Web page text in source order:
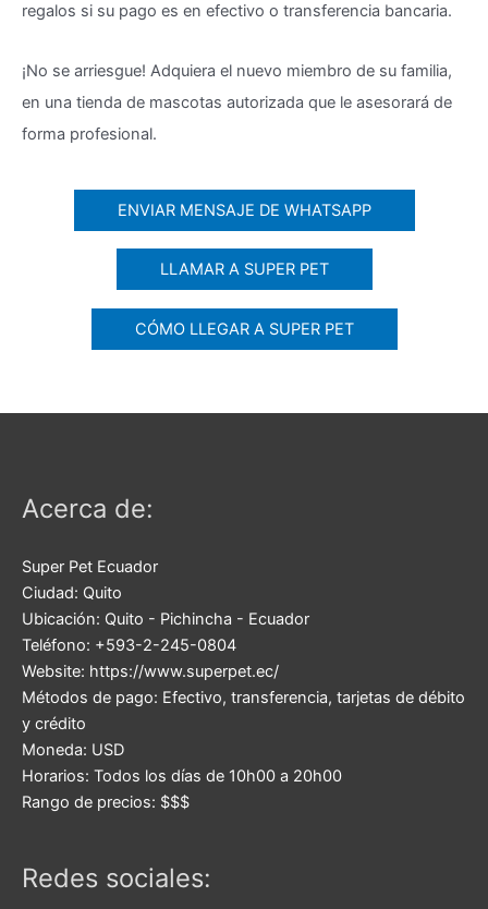
regalos si su pago es en efectivo o transferencia bancaria.
¡No se arriesgue! Adquiera el nuevo miembro de su familia,
en una tienda de mascotas autorizada que le asesorará de
forma profesional.
ENVIAR MENSAJE DE WHATSAPP
LLAMAR A SUPER PET
CÓMO LLEGAR A SUPER PET
Acerca de:
Super Pet Ecuador
Ciudad: Quito
Ubicación: Quito - Pichincha - Ecuador
Teléfono: +593-2-245-0804
Website: https://www.superpet.ec/
Métodos de pago: Efectivo, transferencia, tarjetas de débito
y crédito
Moneda: USD
Horarios: Todos los días de 10h00 a 20h00
Rango de precios: $$$
Redes sociales: